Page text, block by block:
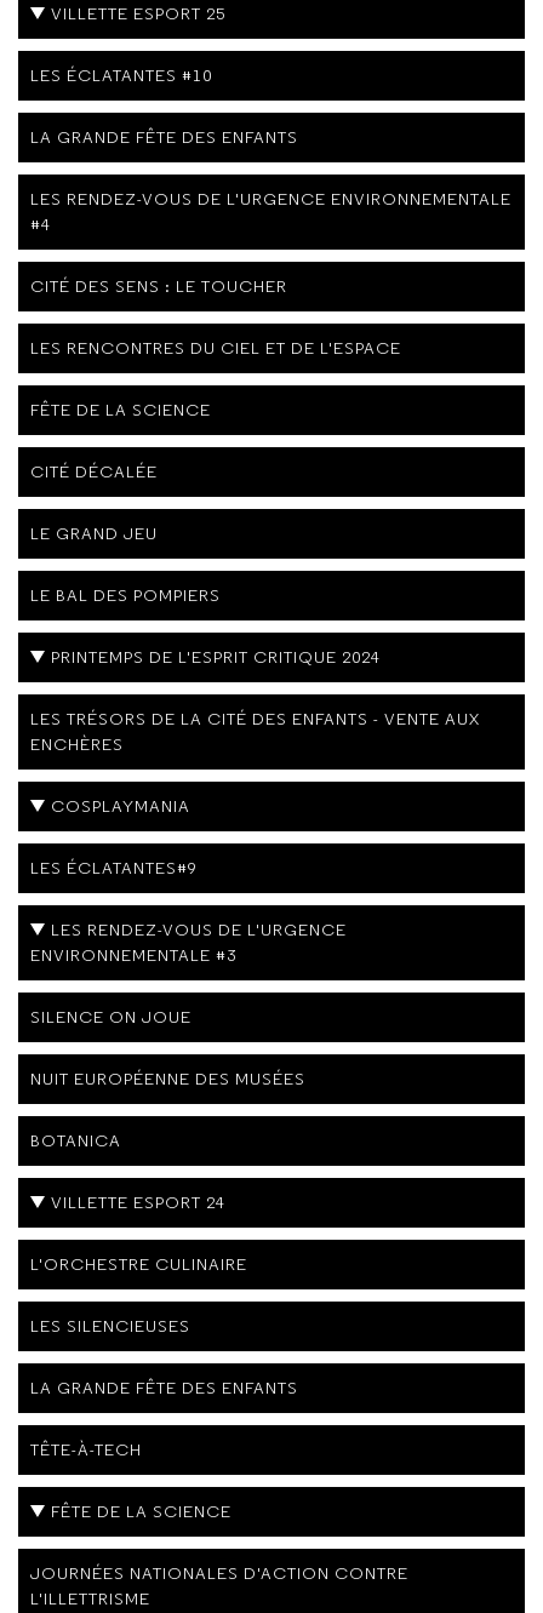
VILLETTE ESPORT 25
LES ÉCLATANTES #10
LA GRANDE FÊTE DES ENFANTS
LES RENDEZ-VOUS DE L'URGENCE ENVIRONNEMENTALE
#4
CITÉ DES SENS : LE TOUCHER
LES RENCONTRES DU CIEL ET DE L'ESPACE
FÊTE DE LA SCIENCE
CITÉ DÉCALÉE
LE GRAND JEU
LE BAL DES POMPIERS
PRINTEMPS DE L'ESPRIT CRITIQUE 2024
LES TRÉSORS DE LA CITÉ DES ENFANTS - VENTE AUX
ENCHÈRES
COSPLAYMANIA
LES ÉCLATANTES#9
LES RENDEZ-VOUS DE L'URGENCE
ENVIRONNEMENTALE #3
SILENCE ON JOUE
NUIT EUROPÉENNE DES MUSÉES
BOTANICA
VILLETTE ESPORT 24
L'ORCHESTRE CULINAIRE
LES SILENCIEUSES
LA GRANDE FÊTE DES ENFANTS
TÊTE-À-TECH
FÊTE DE LA SCIENCE
JOURNÉES NATIONALES D'ACTION CONTRE
L'ILLETTRISME